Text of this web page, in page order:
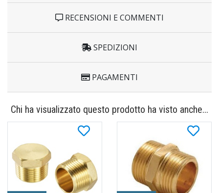
RECENSIONI E COMMENTI
SPEDIZIONI
PAGAMENTI
Chi ha visualizzato questo prodotto ha visto anche...